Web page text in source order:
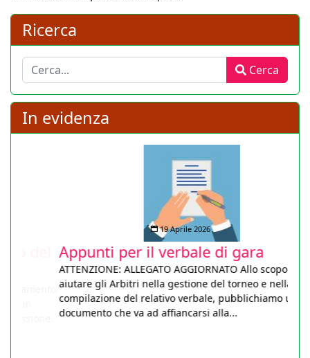
Ricerca
Cerca Cerca
In evidenza
19 Aprile 2026
Appunti per il verbale di gara
ATTENZIONE: ALLEGATO AGGIORNATO Allo scopo di
aiutare gli Arbitri nella gestione del torneo e nella
compilazione del relativo verbale, pubblichiamo un utile